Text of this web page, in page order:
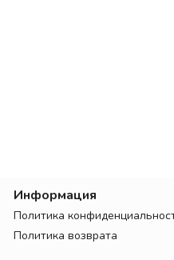
Информация
Политика
Политика возврата